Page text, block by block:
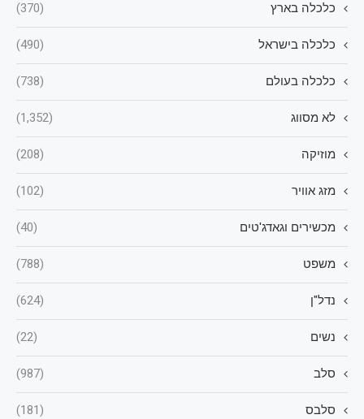
כלכלה בארץ (370)
כלכלה בישראל (490)
כלכלה בעולם (738)
לא מסווג (1,352)
מוזיקה (208)
מזג אוויר (102)
מכשירים וגאדג'טים (40)
משפט (788)
נדל"ן (624)
נשים (22)
סלב (987)
סלבס (181)